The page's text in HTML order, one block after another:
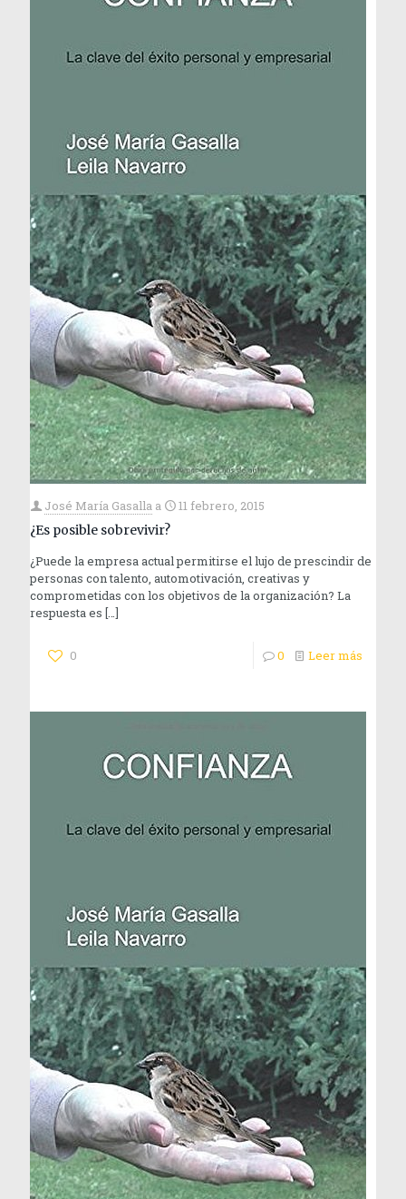
José María Gasalla a
11 febrero, 2015
¿Es posible sobrevivir?
¿Puede la empresa actual permitirse el lujo de prescindir de
personas con talento, automotivación, creativas y
comprometidas con los objetivos de la organización? La
respuesta es […]
0 0 Leer más